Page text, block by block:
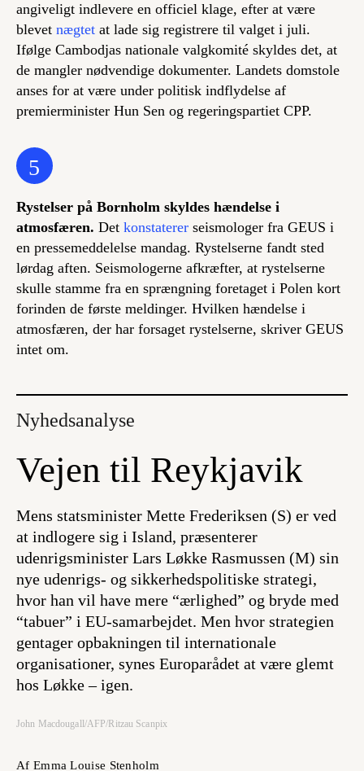
angiveligt indlevere en officiel klage, efter at være
blevet nægtet at lade sig registrere til valget i juli.
Ifølge Cambodjas nationale valgkomité skyldes det, at
de mangler nødvendige dokumenter. Landets domstole
anses for at være under politisk indflydelse af
premierminister Hun Sen og regeringspartiet CPP.
5
Rystelser på Bornholm skyldes hændelse i
atmosfæren. Det konstaterer seismologer fra GEUS i
en pressemeddelelse mandag. Rystelserne fandt sted
lørdag aften. Seismologerne afkræfter, at rystelserne
skulle stamme fra en sprængning foretaget i Polen kort
forinden de første meldinger. Hvilken hændelse i
atmosfæren, der har forsaget rystelserne, skriver GEUS
intet om.
Nyhedsanalyse
Vejen til Reykjavik
Mens statsminister Mette Frederiksen (S) er ved
at indlogere sig i Island, præsenterer
udenrigsminister Lars Løkke Rasmussen (M) sin
nye udenrigs- og sikkerhedspolitiske strategi,
hvor han vil have mere “ærlighed” og bryde med
“tabuer” i EU-samarbejdet. Men hvor strategien
gentager opbakningen til internationale
organisationer, synes Europarådet at være glemt
hos Løkke – igen.
John Macdougall/AFP/Ritzau Scanpix
Af Emma Louise Stenholm